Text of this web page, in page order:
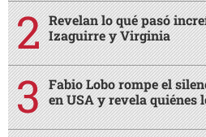
Revelan lo qué pasó
Izaguirre y Virginia
Fabio Lobo rompe el
en USA y revela quiénes